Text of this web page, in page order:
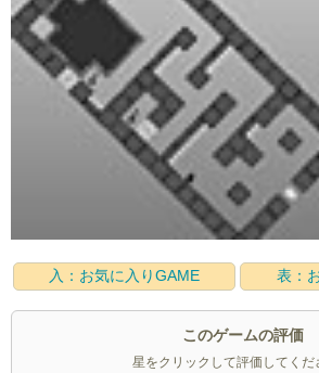
入：お気に入りGAME 表：
このゲームの評価
星をクリックして評価してくだ